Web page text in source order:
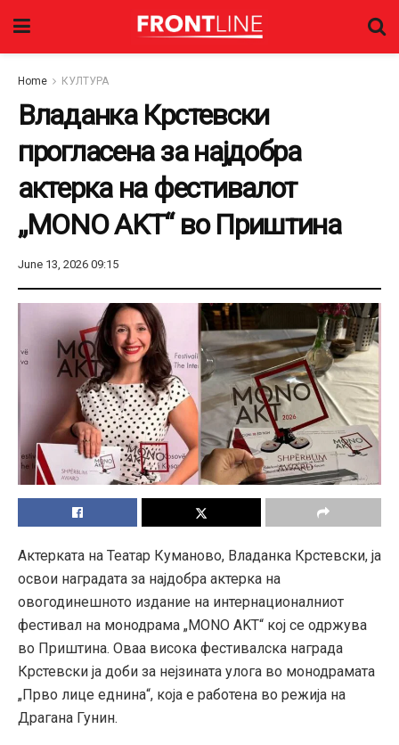
Home КУЛТУРА
Владанка Крстевски
прогласена за најдобра
актерка на фестивалот
„MONO AKT“ во Приштина
June 13, 2026 09:15
Актерката на Театар Куманово, Владанка Крстевски, ја
освои наградата за најдобра актерка на
овогодинешното издание на интернационалниот
фестивал на монодрама „MONO AKT“ кој се одржува
во Приштина. Оваа висока фестивалска награда
Крстевски ја доби за нејзината улога во монодрамата
„Прво лице еднина“, која е работена во режија на
Драгана Гунин.